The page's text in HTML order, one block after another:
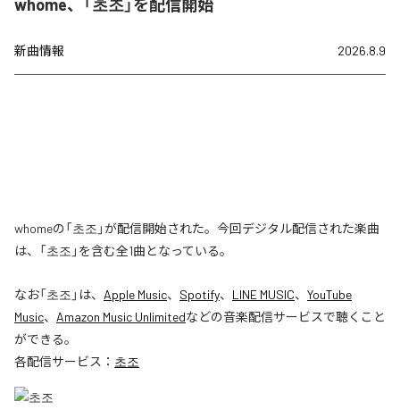
whome、「초조」を配信開始
新曲情報 2026.8.9
whomeの「초조」が配信開始された。今回デジタル配信された楽曲
は、「초조」を含む全1曲となっている。
なお「초조 」は、 Apple Music、 Spotify、 LINE MUSIC、 YouTube
Music、 Amazon Music Unlimitedなどの音楽配信サービスで聴くこと
ができる。
各配信サービス： 초조